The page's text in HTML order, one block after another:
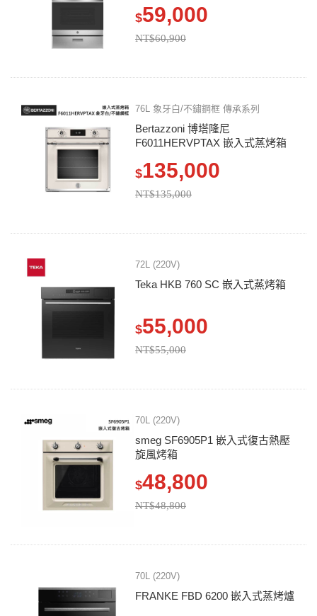
$59,000
NT$60,900
76L 象牙白/不鏽鋼框 傳承系列
Bertazzoni 博塔隆尼
F6011HERVPTAX 嵌入式蒸烤箱
$135,000
NT$135,000
72L (220V)
Teka HKB 760 SC 嵌入式蒸烤箱
$55,000
NT$55,000
70L (220V)
smeg SF6905P1 嵌入式復古熱壓
旋風烤箱
$48,800
NT$48,800
70L (220V)
FRANKE FBD 6200 嵌入式蒸烤爐